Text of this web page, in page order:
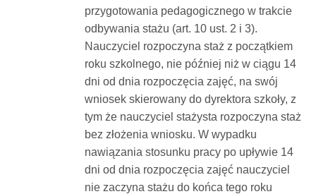
przygotowania pedagogicznego w trakcie
odbywania stażu (art. 10 ust. 2 i 3).
Nauczyciel rozpoczyna staż z początkiem
roku szkolnego, nie później niż w ciągu 14
dni od dnia rozpoczęcia zajęć, na swój
wniosek skierowany do dyrektora szkoły, z
tym że nauczyciel stażysta rozpoczyna staż
bez złożenia wniosku. W wypadku
nawiązania stosunku pracy po upływie 14
dni od dnia rozpoczęcia zajęć nauczyciel
nie zaczyna stażu do końca tego roku